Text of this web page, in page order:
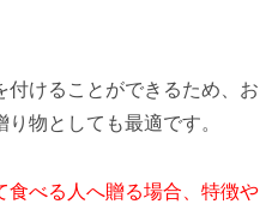
付けることができるため、お
物としても最適です。
食べる人へ贈る場合、特徴や